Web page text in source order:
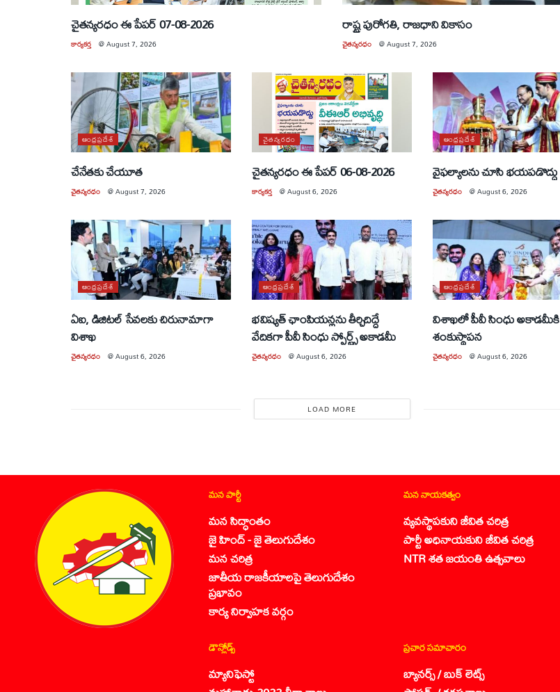
చైతన్యరధం ఈ పేపర్ 07-08-2026
కార్యకర్త @August 7, 2026
రాష్ట్ర పురోగతి, రాజధాని వికాసం
చైతన్యరధం @August 7, 2026
ఆంధ్రప్రదేశ్
చేనేతకు చేయూత
చైతన్యరధం @August 7, 2026
చైతన్యరధం
చైతన్యరధం ఈ పేపర్ 06-08-2026
కార్యకర్త @August 6, 2026
ఆంధ్రప్రదేశ్
వైఫల్యాలను చూసి భయపడొద్దు
చైతన్యరధం @August 6, 2026
ఆంధ్రప్రదేశ్
ఏఐ, డిజిటల్ సేవలకు చిరునామాగా
విశాఖ
చైతన్యరధం @August 6, 2026
ఆంధ్రప్రదేశ్
భవిష్యత్ ఛాంపియన్లను తీర్చిదిద్దే
వేదికగా పీవీ సింధు స్పోర్ట్స్ అకాడమీ
చైతన్యరధం @August 6, 2026
ఆంధ్రప్రదేశ్
విశాఖలో పీవీ సింధు అకాడమీకి
శంకుస్థాపన
చైతన్యరధం @August 6, 2026
LOAD MORE
మన పార్టీ
మన సిద్ధాంతం
జై హింద్ - జై తెలుగుదేశం
మన చరిత్ర
జాతీయ రాజకీయాలపై తెలుగుదేశం
ప్రభావం
కార్య నిర్వాహక వర్గం
మన నాయకత్వం
వ్యవస్థాపకుని జీవిత చరిత్ర
పార్టీ అధినాయకుని జీవిత చరిత్ర
NTR శత జయంతి ఉత్సవాలు
డౌన్లోడ్స్
మ్యానిఫెస్టో
ప్రచార సమాచారం
బ్యానర్స్ / బుక్ లెట్స్